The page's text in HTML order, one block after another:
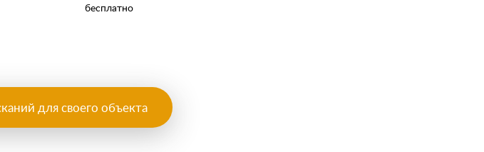
бесплатно
для своего объекта